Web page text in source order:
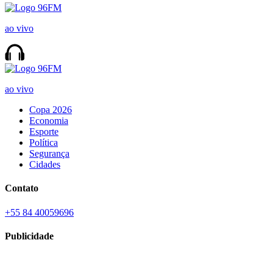
ao vivo
ao vivo
Copa 2026
Economia
Esporte
Política
Segurança
Cidades
Contato
+55 84 40059696
Publicidade